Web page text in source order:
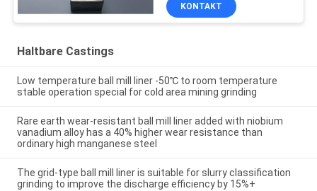
KONTAKT
Haltbare Castings
Low temperature ball mill liner -50℃ to room temperature
stable operation special for cold area mining grinding
Rare earth wear-resistant ball mill liner added with niobium
vanadium alloy has a 40% higher wear resistance than
ordinary high manganese steel
The grid-type ball mill liner is suitable for slurry classification
grinding to improve the discharge efficiency by 15%+